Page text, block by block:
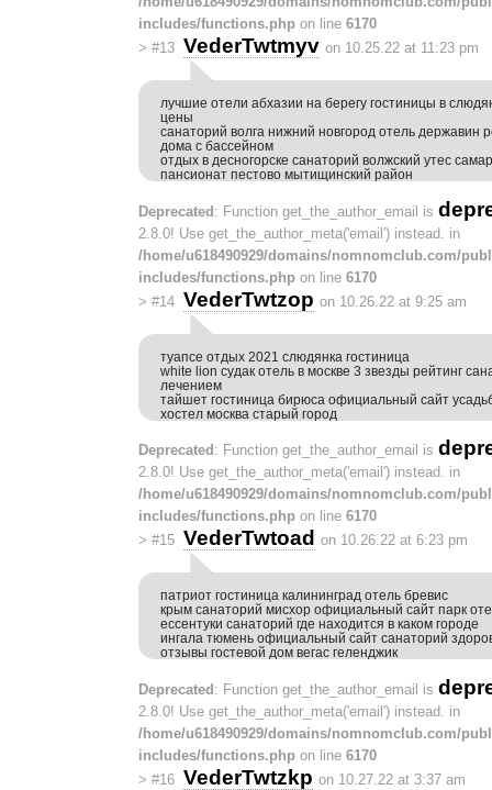
includes/functions.php on line 6170
> #13 VederTwtmyv on 10.25.22 at 11:23 pm
лучшие отели абхазии на берегу гостиницы в
цены
санаторий волга нижний новгород отель державин
дома с бассейном
отдых в десногорске санаторий волжский утес
пансионат пестово мытищинский район
Deprecated : Function get_the_author_email is
2.8.0! Use get_the_author_meta('email') instead. in
/home/u618490929/domains/nomnomclub.com/
includes/functions.php on line 6170
> #14 VederTwtzop on 10.26.22 at 9:25 am
туапсе отдых 2021 слюдянка гостиница
white lion судак отель в москве 3 звезды рейтинг
лечением
тайшет гостиница бирюса официальный сайт
хостел москва старый город
Deprecated : Function get_the_author_email is
2.8.0! Use get_the_author_meta('email') instead. in
/home/u618490929/domains/nomnomclub.com/
includes/functions.php on line 6170
> #15 VederTwtoad on 10.26.22 at 6:23 pm
патриот гостиница калининград отель бревис
крым санаторий мисхор официальный сайт парк
ессентуки санаторий где находится в каком городе
ингала тюмень официальный сайт санаторий
отзывы гостевой дом вегас геленджик
Deprecated: Function get_the_author_email is
2.8.0! Use get_the_author_meta('email') instead. in
/home/u618490929/domains/nomnomclub.com/
includes/functions.php on line 6170
> #16 VederTwtzkp on 10.27.22 at 3:37 am